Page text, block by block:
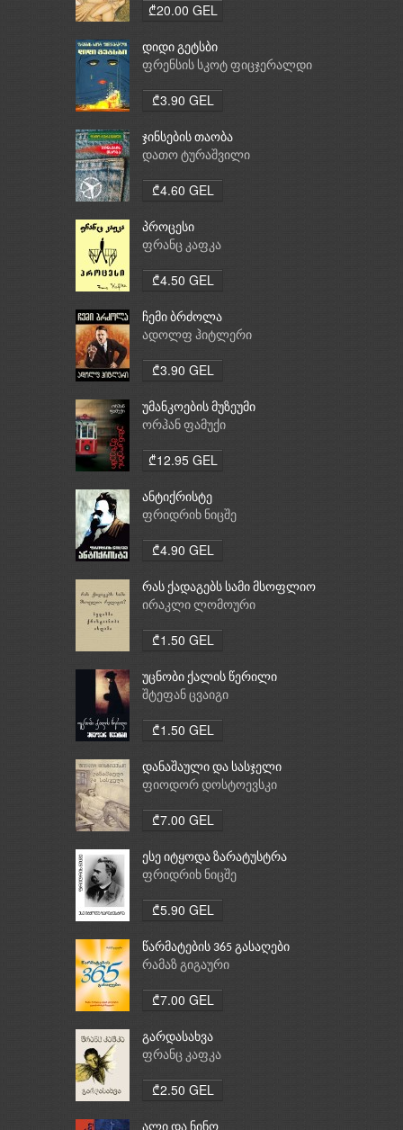
₾20.00 GEL
დიდი გეტსბი
ფრენსის სკოტ ფიცჯერალდი
₾3.90 GEL
ჯინსების თაობა
დათო ტურაშვილი
₾4.60 GEL
პროცესი
ფრანც კაფკა
₾4.50 GEL
ჩემი ბრძოლა
ადოლფ ჰიტლერი
₾3.90 GEL
უმანკოების მუზეუმი
ორჰან ფამუქი
₾12.95 GEL
ანტიქრისტე
ფრიდრიხ ნიცშე
₾4.90 GEL
რას ქადაგებს სამი მსოფლიო
რელიგია: ბუდიზმი,
ირაკლი ლომოური
₾1.50 GEL
უცნობი ქალის წერილი
შტეფან ცვაიგი
₾1.50 GEL
დანაშაული და სასჯელი
ფიოდორ დოსტოევსკი
₾7.00 GEL
ესე იტყოდა ზარატუსტრა
ფრიდრიხ ნიცშე
₾5.90 GEL
წარმატების 365 გასაღები
რამაზ გიგაური
₾7.00 GEL
გარდასახვა
ფრანც კაფკა
₾2.50 GEL